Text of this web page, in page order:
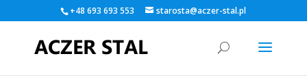
Warning: A non-numeric value encountered in
/home/klient.dhosting.pl/kamildlugos/aczer-
stal.pl/public_html/wp-content/themes/Divi/functions.php
+48 693 693 553 starosta@aczer-stal.pl